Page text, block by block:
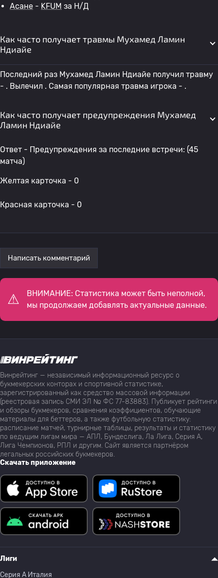
Асане - KFUM за Н/Д
Как часто получает травмы Мухамед Ламин
Ндиайе
Последний раз Мухамед Ламин Ндиайе получил травму
- . Вылечил . Самая популярная травма игрока - .
Как часто получает предупреждения Мухамед
Ламин Ндиайе
Ответ - Предупреждения за последние встречи: (45
матча)
Желтая карточка - 0
Красная карточка - 0
Написать комментарий
ВНИМАНИЕ: Статистика может быть неполной,
мы продолжаем добавлять актуальные данные.
Винрейтинг — независимый информационный ресурс о
букмекерских конторах и спортивной статистике,
зарегистрированный как средство массовой информации
(реестровая запись СМИ ЭЛ № ФС 77-83883). Публикует рейтинги
и обзоры букмекеров, сравнения коэффициентов, обучающие
материалы для беттеров, а также футбольную статистику:
расписание матчей, турнирные таблицы, результаты и статистику
по ведущим лигам мира — АПЛ, Бундеслига, Ла Лига, Серия А,
Лига Чемпионов, РПЛ и другим. Сайт является партнёром
легальных российских букмекеров.
Скачать приложение
Лиги
Серия A Италия